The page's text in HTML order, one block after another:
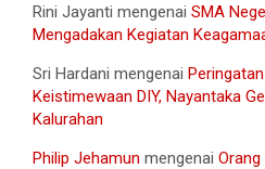
Rini Jayanti mengenai SMA
Mengadakan Kegiatan
Sri Hardani mengenai
Keistimewaan DIY, Nayantaka
Kalurahan
Philip Jehamun mengenai